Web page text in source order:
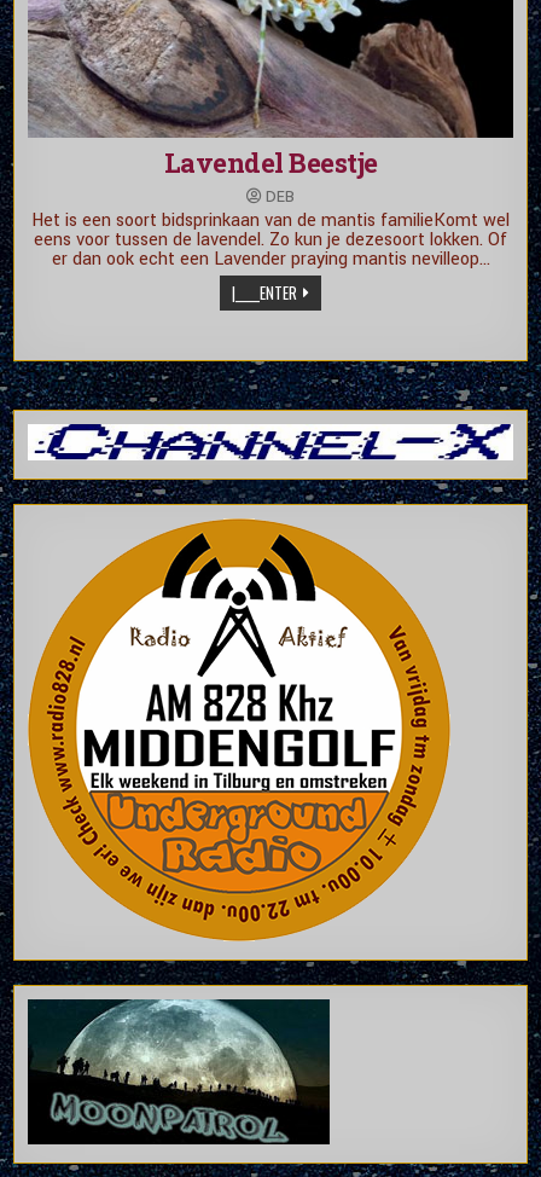
Lavendel Beestje
DEB
Het is een soort bidsprinkaan van de mantis familieKomt wel
eens voor tussen de lavendel. Zo kun je dezesoort lokken. Of
er dan ook echt een Lavender praying mantis nevilleop…
|_____ENTER